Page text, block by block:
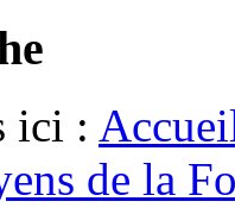
ici :
de la